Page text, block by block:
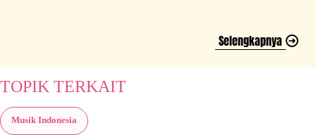
Selengkapnya
TOPIK TERKAIT
Musik Indonesia